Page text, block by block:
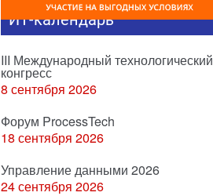
ИТ-календарь
III Международный технологический
конгресс
8 сентября 2026
Форум ProcessTech
18 сентября 2026
Управление данными 2026
24 сентября 2026